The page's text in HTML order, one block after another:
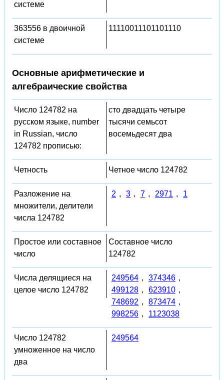
системе
363556 в двоичной
системе
11110011101101110
Основные арифметические и
алгебраические свойства
Число 124782 на
русском языке, number
in Russian, число
124782 прописью:
сто двадцать четыре
тысячи семьсот
восемьдесят два
Четность Четное число 124782
Разложение на
множители, делители
числа 124782
2 , 3 , 7 , 2971 , 1
Простое или составное
число
Составное число
124782
Числа делящиеся на
целое число 124782
249564 , 374346 ,
499128 , 623910 ,
748692 , 873474 ,
998256 , 1123038
Число 124782
умноженное на число
два
249564